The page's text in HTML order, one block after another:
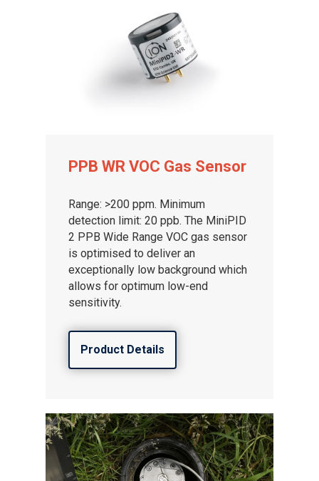
PPB WR VOC Gas Sensor
Range: >200 ppm. Minimum
detection limit: 20 ppb. The MiniPID
2 PPB Wide Range VOC gas sensor
is optimised to deliver an
exceptionally low background which
allows for optimum low-end
sensitivity.
Product Details